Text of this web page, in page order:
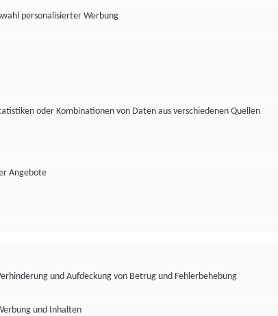
personalisierter Werbung
oder Kombinationen von Daten aus verschiedenen Quellen
Angebote
und Aufdeckung von Betrug und Fehlerbehebung
und Inhalten